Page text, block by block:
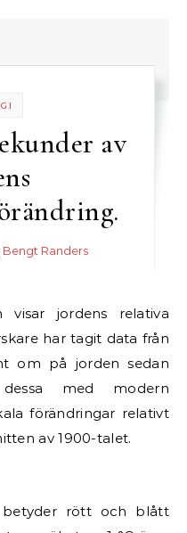
av
Bengt Randers
jordens relativa
har tagit data från
om på jorden sedan
med modern
förändringar relativt
av 1900-talet.
rött och blått